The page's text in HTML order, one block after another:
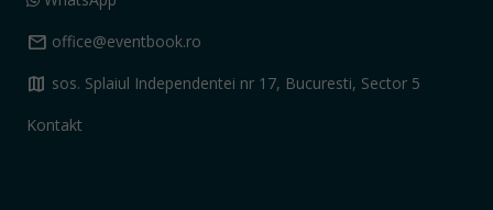
mail office@eventbook.ro
map sos. Splaiul Independentei nr 17, Bucuresti, Sector 5
Kontakt